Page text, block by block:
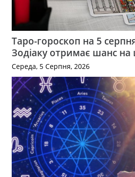
Таро-гороскоп на 5
Зодіаку отримає шанс на
Середа, 5 Серпня, 2026